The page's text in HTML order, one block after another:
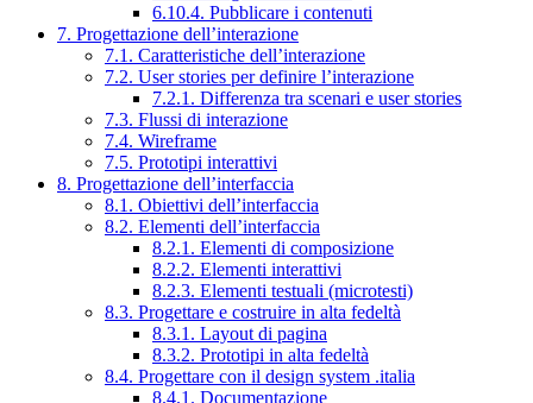
6.10.4. Pubblicare i contenuti
7. Progettazione dell’interazione
7.1. Caratteristiche dell’interazione
7.2. User stories per definire l’interazione
7.2.1. Differenza tra scenari e user stories
7.3. Flussi di interazione
7.4. Wireframe
7.5. Prototipi interattivi
8. Progettazione dell’interfaccia
8.1. Obiettivi dell’interfaccia
8.2. Elementi dell’interfaccia
8.2.1. Elementi di composizione
8.2.2. Elementi interattivi
8.2.3. Elementi testuali (microtesti)
8.3. Progettare e costruire in alta fedeltà
8.3.1. Layout di pagina
8.3.2. Prototipi in alta fedeltà
8.4. Progettare con il design system .italia
8.4.1. Documentazione